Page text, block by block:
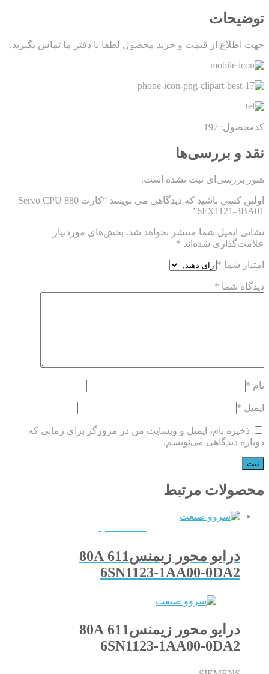
توضیحات
جهت اطلاع از قیمت و خرید محصول لطفا با دفتر ما تماس بگیرید.
کدمحصول: 197
نقد و بررسی‌ها
هنوز بررسی‌ای ثبت نشده است.
اولین کسی باشید که دیدگاهی می نویسد “کارت Servo CPU 880
6FX1121-3BA01”
نشانی ایمیل شما منتشر نخواهد شد. بخش‌های موردنیاز
علامت‌گذاری شده‌اند *
امتیاز شما *
دیدگاه شما *
نام *
ایمیل *
ذخیره نام، ایمیل و وبسایت من در مرورگر برای زمانی که
دوباره دیدگاهی می‌نویسم.
محصولات مرتبط
درایو محور زیمنس611 80A
6SN1123-1AA00-0DA2
درایو محور زیمنس611 80A
6SN1123-1AA00-0DA2